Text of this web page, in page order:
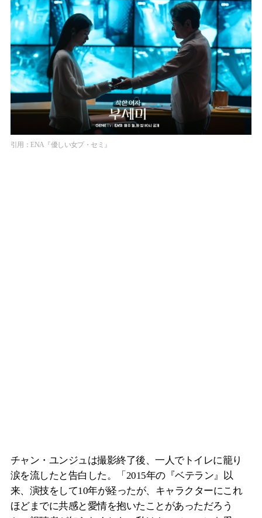
引用：ENA『優しい女プ・セミ』
チャン・ユンジュは撮影終了後、一人でトイレに籠り
涙を流したと告白した。「2015年の『ベテラン』以
来、演技をして10年が経ったが、キャラクターにこれ
ほどまでに共感と愛情を抱いたことがあっただろう